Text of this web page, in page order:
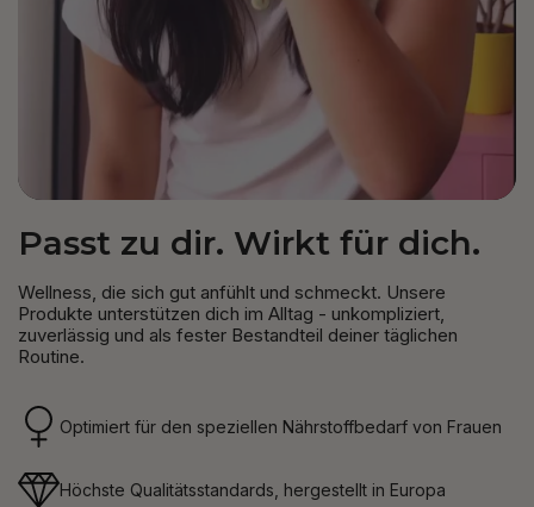
Passt zu dir. Wirkt für dich.
Wellness, die sich gut anfühlt und schmeckt. Unsere
Produkte unterstützen dich im Alltag - unkompliziert,
zuverlässig und als fester Bestandteil deiner täglichen
Routine.
Optimiert für den speziellen Nährstoffbedarf von Frauen
Höchste Qualitätsstandards, hergestellt in Europa